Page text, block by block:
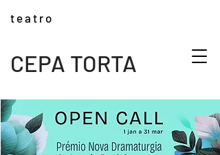
CEPA TORTA
t e a t r o